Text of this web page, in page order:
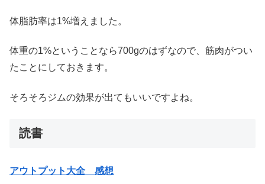
体脂肪率は1%増えました。
体重の1%ということなら700gのはずなので、筋肉がつい
たことにしておきます。
そろそろジムの効果が出てもいいですよね。
読書
アウトプット大全 感想